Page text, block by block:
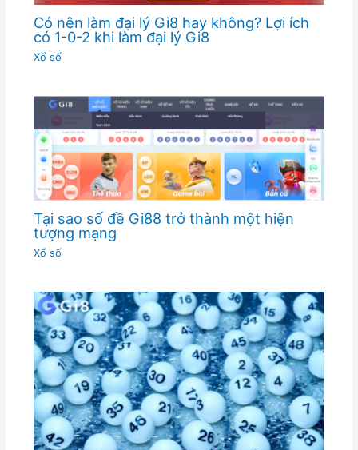
Có nên làm đại lý Gi8 hay không? Lợi ích
có 1-0-2 khi làm đại lý Gi8
Xổ số
Tại sao số đề Gi88 trở thành một hiện
tượng mạng
Xổ số